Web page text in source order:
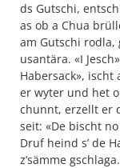
ds Gutschi,
as ob a Chua
am Gutschi rodla,
usantära. «I
Habersack», ischt
er wyter und het
chunnt, erzellt er
seit: «De bischt
Druf heind s’ de
z’sämme